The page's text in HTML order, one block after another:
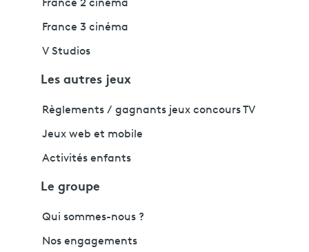
France 2 cinéma
France 3 cinéma
V Studios
Les autres jeux
Règlements / gagnants jeux concours TV
Jeux web et mobile
Activités enfants
Le groupe
Qui sommes-nous ?
Nos engagements